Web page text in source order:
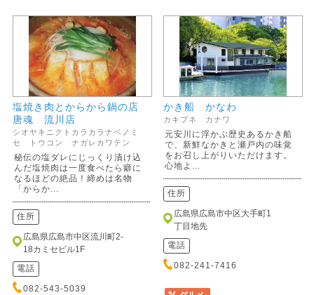
塩焼き肉とからから鍋の店
唐魂 流川店
シオヤキニクトカラカラナベノミ
セ トウコン ナガレカワテン
秘伝の塩ダレにじっくり漬け込
んだ塩焼肉は一度食べたら癖に
なるほどの絶品！締めは名物
「からか...
住所
広島県広島市中区流川町2-
18カミセビル1F
電話
082-543-5039
かき船 かなわ
カキブネ カナワ
元安川に浮かぶ歴史あるかき船
で、新鮮なかきと瀬戸内の味覚
をお召し上がりいただけます。
心地よ...
住所
広島県広島市中区大手町1
丁目地先
電話
082-241-7416